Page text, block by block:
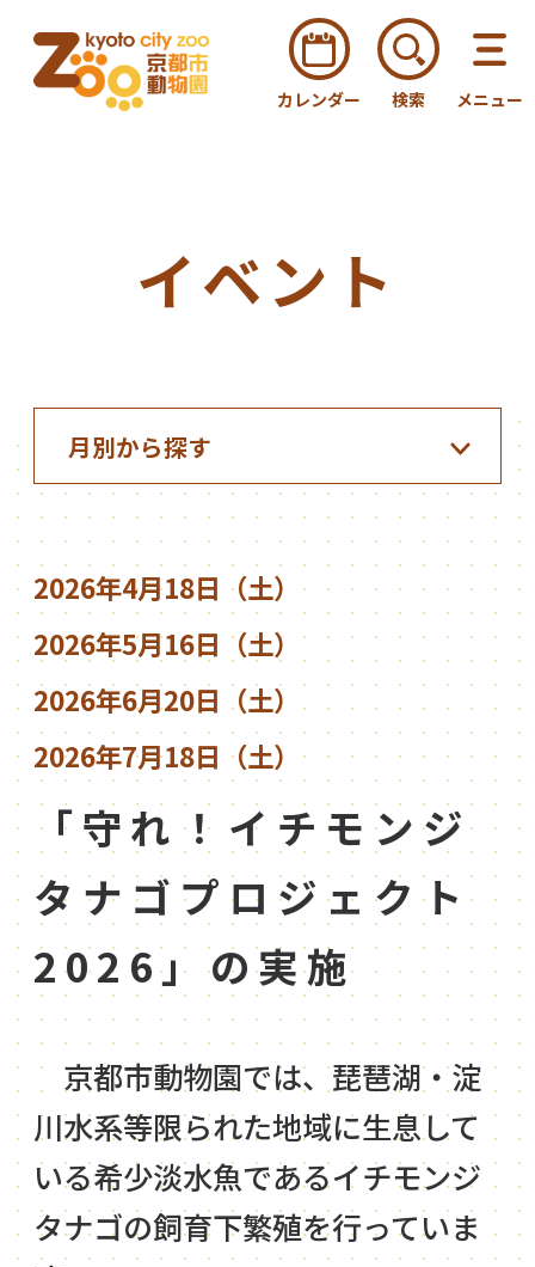
カレンダー 検索 メニュー
イベント
2026年4月18日（土）
2026年5月16日（土）
2026年6月20日（土）
2026年7月18日（土）
「守れ！イチモンジ
タナゴプロジェクト
2026」の実施
京都市動物園では、琵琶湖・淀
川水系等限られた地域に生息して
いる希少淡水魚であるイチモンジ
タナゴの飼育下繁殖を行っていま